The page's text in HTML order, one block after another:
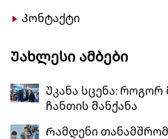
Კონტაქტი
Უახლესი Ამბები
Უკანა სცენა:
ჩანთის მანქანა
Რამდენი